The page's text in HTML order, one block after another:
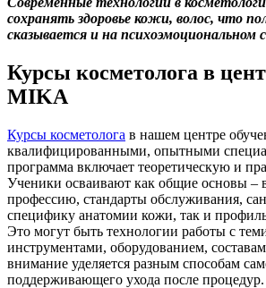
сохранять здоровье кожи, волос, что
сказывается и на психоэмоциональном
Курсы косметолога в
MIKA
Курсы косметолога в нашем центре
квалифицированными, опытными
программа включает теоретическую и
Ученики осваивают как общие основы –
профессию, стандарты обслуживания,
специфику анатомии кожи, так и
Это могут быть технологии работы с
инструментами, оборудованием,
внимание уделяется разным способам
поддерживающего ухода после процедур.